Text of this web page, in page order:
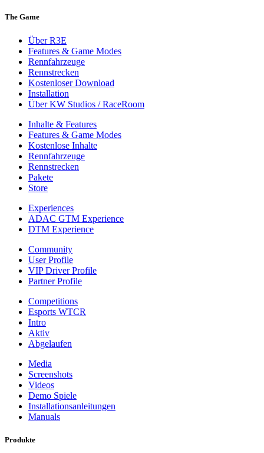
The Game
Über R3E
Features & Game Modes
Rennfahrzeuge
Rennstrecken
Kostenloser Download
Installation
Über KW Studios / RaceRoom
Inhalte & Features
Features & Game Modes
Kostenlose Inhalte
Rennfahrzeuge
Rennstrecken
Pakete
Store
Experiences
ADAC GTM Experience
DTM Experience
Community
User Profile
VIP Driver Profile
Partner Profile
Competitions
Esports WTCR
Intro
Aktiv
Abgelaufen
Media
Screenshots
Videos
Demo Spiele
Installationsanleitungen
Manuals
Produkte